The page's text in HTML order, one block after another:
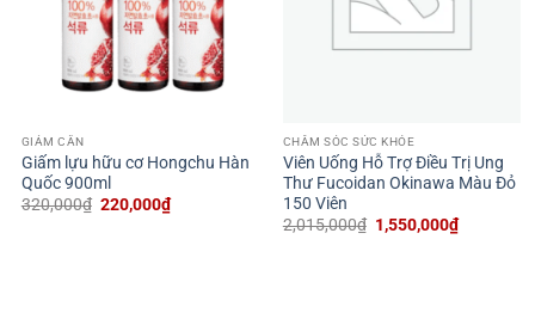
GIẢM CÂN
Giấm lựu hữu cơ Hongchu Hàn
Quốc 900ml
320,000₫ Giá
220,000₫Giá
hiện
CHĂM SÓC SỨC KHỎE
Viên Uống Hỗ Trợ Điều Trị Ung
Thư Fucoidan Okinawa Màu Đỏ
150 Viên
2,015,000₫ Giá
gốc
1,550,000₫Giá
hiện